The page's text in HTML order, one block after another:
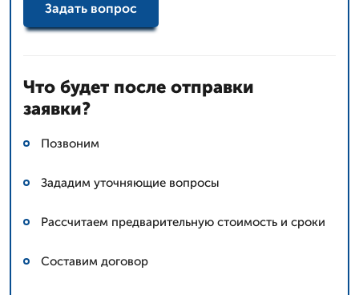
Задать вопрос
Что будет после отправки
заявки?
Позвоним
Зададим уточняющие вопросы
Рассчитаем предварительную стоимость и сроки
Составим договор